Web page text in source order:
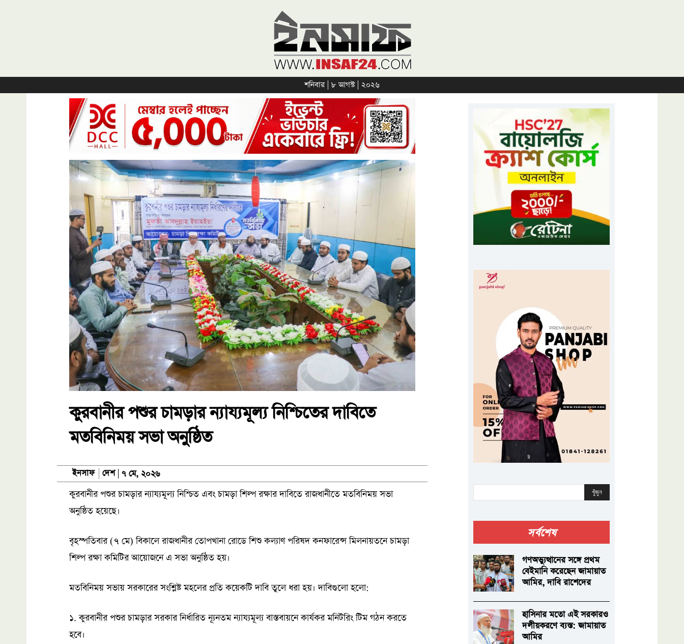
শনিবার | ৮ আগস্ট | ২০২৬
কুরবানীর পশুর চামড়ার ন্যায্যমূল্য নিশ্চিতের দাবিতে
মতবিনিময় সভা অনুষ্ঠিত
ইনসাফ দেশ ৭ মে, ২০২৬
কুরবানীর পশুর চামড়ার ন্যায্যমূল্য নিশ্চিত এবং চামড়া শিল্প রক্ষার দাবিতে রাজধানীতে মতবিনিময় সভা
অনুষ্ঠিত হয়েছে।
বৃহস্পতিবার (৭ মে) বিকালে রাজধানীর তোপখানা রোডে শিশু কল্যাণ পরিষদ কনফারেন্স মিলনায়তনে চামড়া
শিল্প রক্ষা কমিটির আয়োজনে এ সভা অনুষ্ঠিত হয়।
মতবিনিময় সভায় সরকারের সংশ্লিষ্ট মহলের প্রতি কয়েকটি দাবি তুলে ধরা হয়। দাবিগুলো হলো:
১. কুরবানীর পশুর চামড়ার সরকার নির্ধারিত ন্যূনতম ন্যায্যমূল্য বাস্তবায়নে কার্যকর মনিটরিং টিম গঠন করতে
হবে।
খুঁজুন
সর্বশেষ
গণঅভ্যুত্থানের সঙ্গে প্রথম
বেইমানি করেছেন জামায়াত
আমির, দাবি রাশেদের
হাসিনার মতো এই সরকারও
দলীয়করণে ব্যস্ত: জামায়াত
আমির